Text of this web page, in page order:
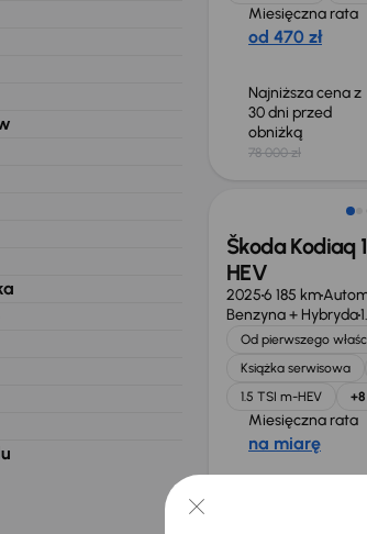
Miesięczna rata
od 470 zł
Najniższa cena z
30 dni przed
obniżką
78 000 zł
Taniej o 2 000 zł
Škoda Kodiaq
HEV
20256 185 km
Benzyna + Hybryda
Od pierwszego
Książka serwisowa
1.5 TSI m-HEV
Miesięczna rata
na miarę